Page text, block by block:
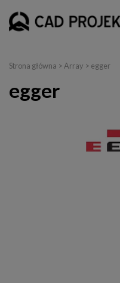
Strona główna > Array > egger
egger